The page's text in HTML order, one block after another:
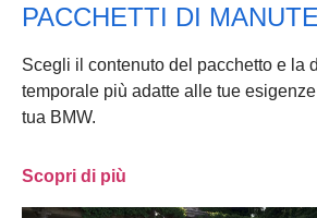
PACCHETTI DI
Scegli il contenuto del pacchetto e la
temporale più adatte alle tue
tua BMW.
Scopri di più